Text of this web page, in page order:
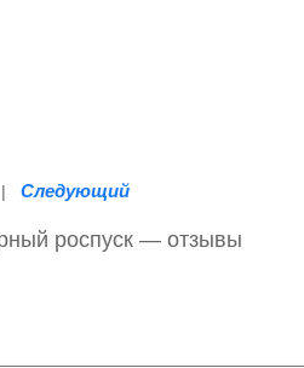
Следующий
роспуск — отзывы